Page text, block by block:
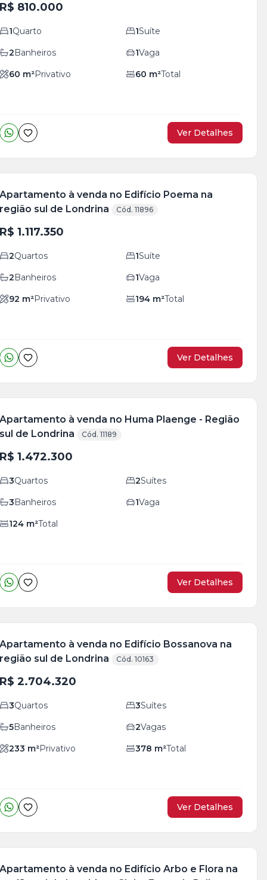
R$ 810.000
1Quarto 1Suíte
2Banheiros 1Vaga
60 m²Privativo 60 m²Total
Ver Detalhes
Apartamento à venda no Edifício Poema na
região sul de Londrina
Cód. 11896
R$ 1.117.350
2Quartos 1Suíte
2Banheiros 1Vaga
92 m²Privativo 194m²Total
Ver Detalhes
Apartamento à venda no Huma Plaenge - Região
sul de Londrina
Cód. 11189
R$ 1.472.300
3Quartos 2Suítes
3Banheiros 1Vaga
124m²Total
Ver Detalhes
Apartamento à venda no Edifício Bossanova na
região sul de Londrina
Cód. 10163
R$ 2.704.320
3Quartos 3Suítes
5Banheiros 2Vagas
233 m²Privativo 378 m²Total
Ver Detalhes
Apartamento à venda no Edifício Arbo e Flora na